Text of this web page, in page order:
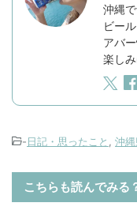
沖縄
ビー
アバ
楽し
-日記・思ったこと , 沖縄
こちらも読んでみる